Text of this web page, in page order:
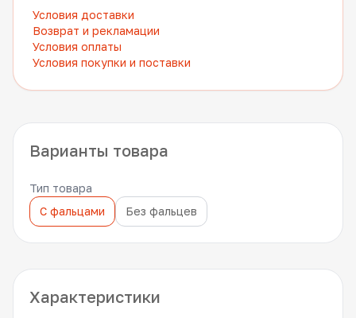
Условия доставки
Возврат и рекламации
Условия оплаты
Условия покупки и поставки
Варианты товара
Тип товара
С фальцами
Без фальцев
Характеристики